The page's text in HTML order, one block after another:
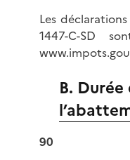
Les
1447-C-SD
B.
90